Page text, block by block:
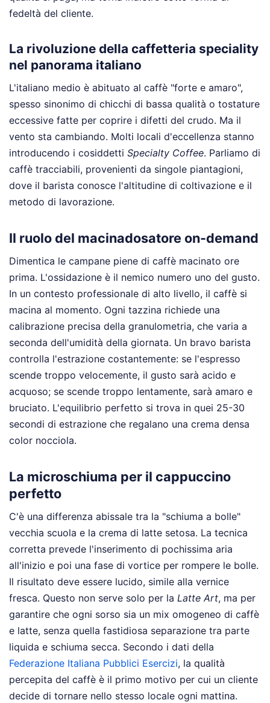
fedeltà del cliente.
La rivoluzione della caffetteria speciality
nel panorama italiano
L'italiano medio è abituato al caffè "forte e amaro",
spesso sinonimo di chicchi di bassa qualità o tostature
eccessive fatte per coprire i difetti del crudo. Ma il
vento sta cambiando. Molti locali d'eccellenza stanno
introducendo i cosiddetti Specialty Coffee. Parliamo di
caffè tracciabili, provenienti da singole piantagioni,
dove il barista conosce l'altitudine di coltivazione e il
metodo di lavorazione.
Il ruolo del macinadosatore on-demand
Dimentica le campane piene di caffè macinato ore
prima. L'ossidazione è il nemico numero uno del gusto.
In un contesto professionale di alto livello, il caffè si
macina al momento. Ogni tazzina richiede una
calibrazione precisa della granulometria, che varia a
seconda dell'umidità della giornata. Un bravo barista
controlla l'estrazione costantemente: se l'espresso
scende troppo velocemente, il gusto sarà acido e
acquoso; se scende troppo lentamente, sarà amaro e
bruciato. L'equilibrio perfetto si trova in quei 25-30
secondi di estrazione che regalano una crema densa
color nocciola.
La microschiuma per il cappuccino
perfetto
C'è una differenza abissale tra la "schiuma a bolle"
vecchia scuola e la crema di latte setosa. La tecnica
corretta prevede l'inserimento di pochissima aria
all'inizio e poi una fase di vortice per rompere le bolle.
Il risultato deve essere lucido, simile alla vernice
fresca. Questo non serve solo per la Latte Art, ma per
garantire che ogni sorso sia un mix omogeneo di caffè
e latte, senza quella fastidiosa separazione tra parte
liquida e schiuma secca. Secondo i dati della
Federazione Italiana Pubblici Esercizi, la qualità
percepita del caffè è il primo motivo per cui un cliente
decide di tornare nello stesso locale ogni mattina.